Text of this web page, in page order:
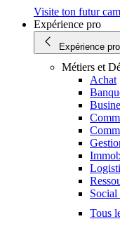
Visite ton futur
Expérience pro
Expérience pro
Métiers et
Achat
Tous